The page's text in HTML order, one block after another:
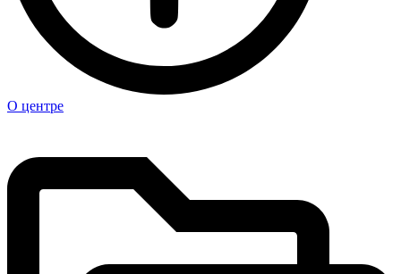
О центре